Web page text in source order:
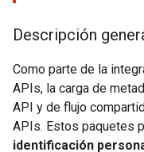
Descripción
Como parte de la
APIs, la carga de
API y de flujo
APIs. Estos paquetes
identificación